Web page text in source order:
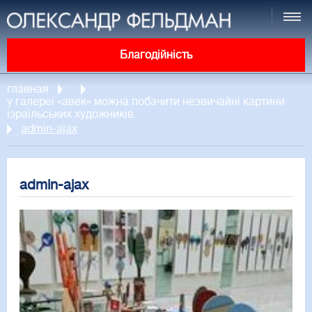
Благодійність
главная
у галереї «авек» можна побачити незвичайні картини
ізраїльських художників
admin-ajax
admin-ajax